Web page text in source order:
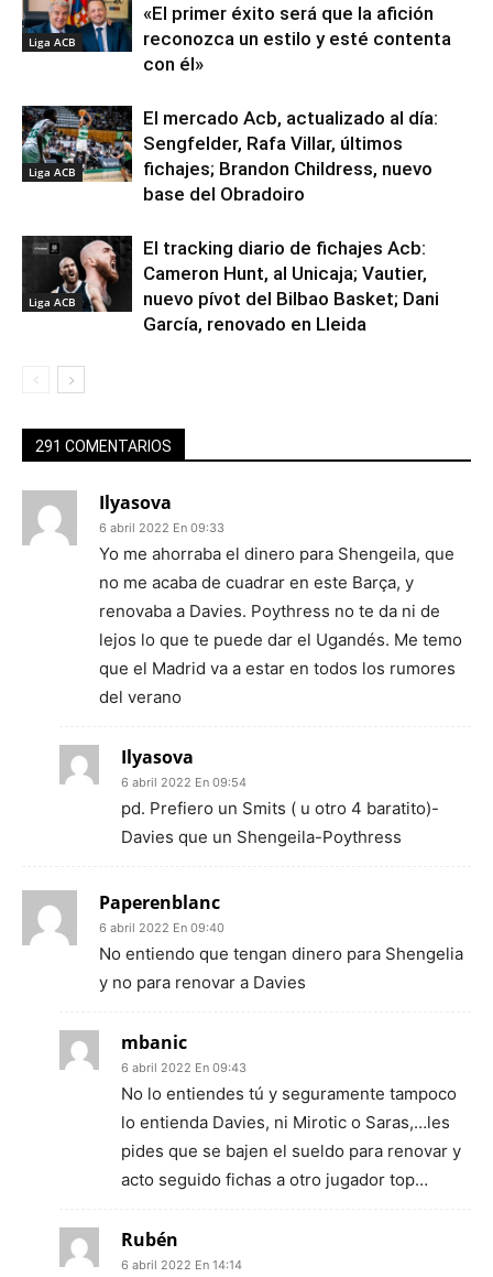
Liga ACB
«El primer éxito será que la afición
reconozca un estilo y esté contenta
con él»
Liga ACB
El mercado Acb, actualizado al día:
Sengfelder, Rafa Villar, últimos
fichajes; Brandon Childress, nuevo
base del Obradoiro
Liga ACB
El tracking diario de fichajes Acb:
Cameron Hunt, al Unicaja; Vautier,
nuevo pívot del Bilbao Basket; Dani
García, renovado en Lleida
291 COMENTARIOS
Ilyasova
6 abril 2022 En 09:33
Yo me ahorraba el dinero para Shengeila, que
no me acaba de cuadrar en este Barça, y
renovaba a Davies. Poythress no te da ni de
lejos lo que te puede dar el Ugandés. Me temo
que el Madrid va a estar en todos los rumores
del verano
Ilyasova
6 abril 2022 En 09:54
pd. Prefiero un Smits ( u otro 4 baratito)-
Davies que un Shengeila-Poythress
Paperenblanc
6 abril 2022 En 09:40
No entiendo que tengan dinero para Shengelia
y no para renovar a Davies
mbanic
6 abril 2022 En 09:43
No lo entiendes tú y seguramente tampoco
lo entienda Davies, ni Mirotic o Saras,…les
pides que se bajen el sueldo para renovar y
acto seguido fichas a otro jugador top…
Rubén
6 abril 2022 En 14:14